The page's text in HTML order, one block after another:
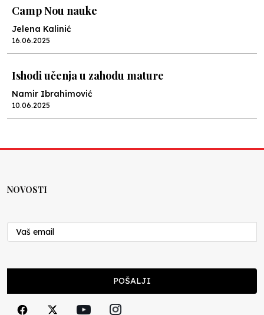
Camp Nou nauke
Jelena Kalinić
16.06.2025
Ishodi učenja u zahodu mature
Namir Ibrahimović
10.06.2025
Nenad Veličković
29.10.2024
Cuke i djeca
NOVOSTI
POŠALJI